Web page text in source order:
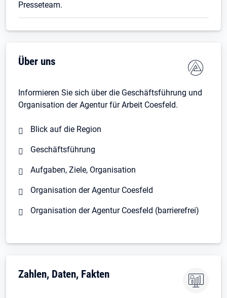
Presseteam.
Über uns
Informieren Sie sich über die Geschäftsführung und
Organisation der Agentur für Arbeit Coesfeld.
Blick auf die Region
Geschäftsführung
Aufgaben, Ziele, Organisation
Organisation der Agentur Coesfeld
Organisation der Agentur Coesfeld (barrierefrei)
Zahlen, Daten, Fakten